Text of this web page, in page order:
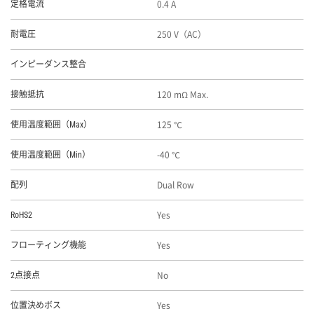
定格電流 0.4 A
耐電圧 250 V（AC）
インピーダンス整合
接触抵抗 120 mΩ Max.
使用温度範囲（Max） 125 ℃
使用温度範囲（Min） -40 ℃
配列 Dual Row
RoHS2 Yes
フローティング機能 Yes
2点接点 No
位置決めボス Yes